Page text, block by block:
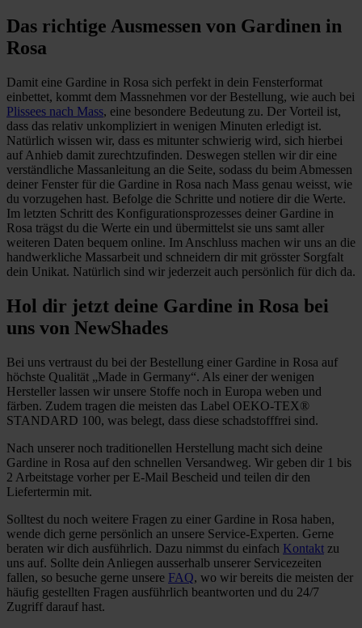
Das richtige Ausmessen von Gardinen in
Rosa
Damit eine Gardine in Rosa sich perfekt in dein Fensterformat
einbettet, kommt dem Massnehmen vor der Bestellung, wie auch bei
Plissees nach Mass, eine besondere Bedeutung zu. Der Vorteil ist,
dass das relativ unkompliziert in wenigen Minuten erledigt ist.
Natürlich wissen wir, dass es mitunter schwierig wird, sich hierbei
auf Anhieb damit zurechtzufinden. Deswegen stellen wir dir eine
verständliche Massanleitung an die Seite, sodass du beim Abmessen
deiner Fenster für die Gardine in Rosa nach Mass genau weisst, wie
du vorzugehen hast. Befolge die Schritte und notiere dir die Werte.
Im letzten Schritt des Konfigurationsprozesses deiner Gardine in
Rosa trägst du die Werte ein und übermittelst sie uns samt aller
weiteren Daten bequem online. Im Anschluss machen wir uns an die
handwerkliche Massarbeit und schneidern dir mit grösster Sorgfalt
dein Unikat. Natürlich sind wir jederzeit auch persönlich für dich da.
Hol dir jetzt deine Gardine in Rosa bei
uns von NewShades
Bei uns vertraust du bei der Bestellung einer Gardine in Rosa auf
höchste Qualität „Made in Germany“. Als einer der wenigen
Hersteller lassen wir unsere Stoffe noch in Europa weben und
färben. Zudem tragen die meisten das Label OEKO-TEX®
STANDARD 100, was belegt, dass diese schadstofffrei sind.
Nach unserer noch traditionellen Herstellung macht sich deine
Gardine in Rosa auf den schnellen Versandweg. Wir geben dir 1 bis
2 Arbeitstage vorher per E-Mail Bescheid und teilen dir den
Liefertermin mit.
Solltest du noch weitere Fragen zu einer Gardine in Rosa haben,
wende dich gerne persönlich an unsere Service-Experten. Gerne
beraten wir dich ausführlich. Dazu nimmst du einfach Kontakt zu
uns auf. Sollte dein Anliegen ausserhalb unserer Servicezeiten
fallen, so besuche gerne unsere FAQ, wo wir bereits die meisten der
häufig gestellten Fragen ausführlich beantworten und du 24/7
Zugriff darauf hast.